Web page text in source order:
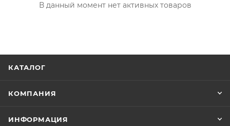
В данный момент нет активных товаров
КАТАЛОГ
КОМПАНИЯ
ИНФОРМАЦИЯ